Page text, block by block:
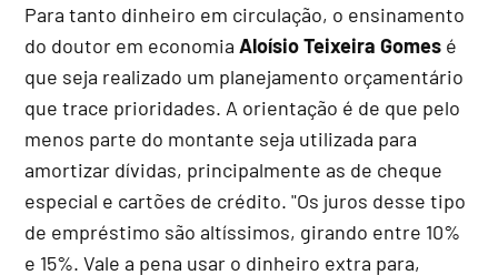
Para tanto dinheiro em circulação, o ensinamento
do doutor em economiaAloísio Teixeira Gomes é
que seja realizado um planejamento orçamentário
que trace prioridades. A orientação é de que pelo
menos parte do montante seja utilizada para
amortizar dívidas, principalmente as de cheque
especial e cartões de crédito. "Os juros desse tipo
de empréstimo são altíssimos, girando entre 10%
e 15%. Vale a pena usar o dinheiro extra para,